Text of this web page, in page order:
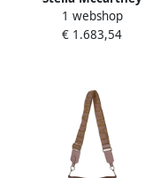
Geborduurde Tweed
Oversized Bomberjack Gray
1 webshop
€ 1.683,54